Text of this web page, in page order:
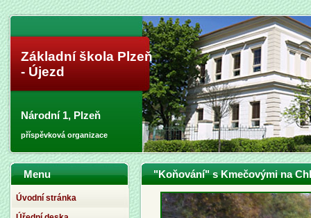
Základní škola Plzeň
- Újezd
Národní 1, Plzeň
příspěvková organizace
"Koňování" s Kmečovými na
Menu
Úvodní stránka